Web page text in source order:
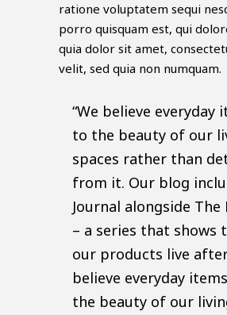
ratione voluptatem sequi
porro quisquam est, qui
quia dolor sit amet,
velit, sed quia non numquam.
“We believe everyday
to the beauty of our
spaces rather than
from it. Our blog
Journal alongside The
– a series that shows
our products live
believe everyday
the beauty of our